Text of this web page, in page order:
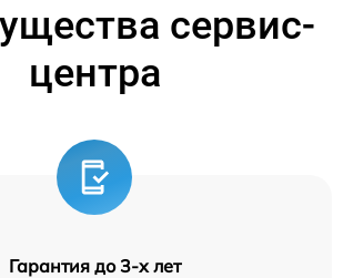
сервис-
центра
Гарантия до 3-х лет